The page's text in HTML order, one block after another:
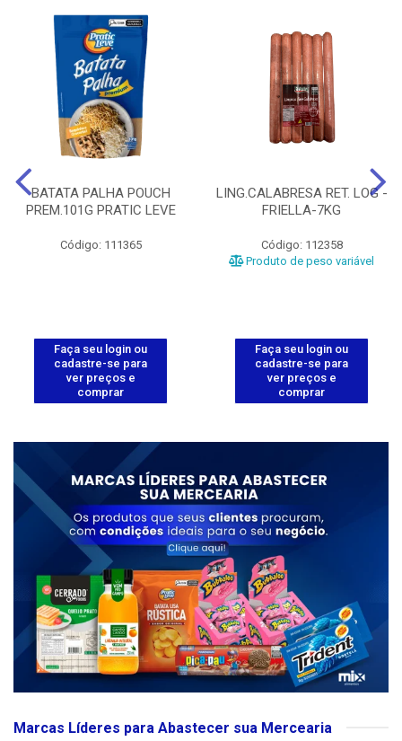
BATATA PALHA POUCH
PREM.101G PRATIC LEVE
Código: 111365
Faça seu login ou
cadastre-se para
ver preços e
comprar
LING.CALABRESA RET. LOG -
FRIELLA-7KG
Código: 112358
Produto de peso variável
Faça seu login ou
cadastre-se para
ver preços e
comprar
Marcas Líderes para Abastecer sua Mercearia